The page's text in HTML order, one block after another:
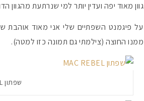
גוון מאוד יפה ועדין יותר למי שנרתעת מהגוון
על פיגמנט השפתיים שלי אני מאוד אוהבת
ממנו החוצה (צילמתי גם תמונה כזו למטה).
שפתון MAC REBEL